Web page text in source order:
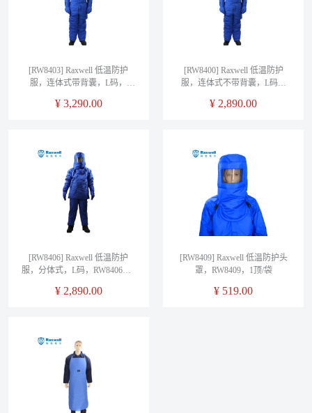
[RW8403] Raxwell 低温防护
服，连体式带背囊，L码，
¥ 3,290.00
[RW8400] Raxwell 低温防护
服，连体式不带背囊，L码，
¥ 2,890.00
[RW8406] Raxwell 低温防护
服，分体式，L码，RW8406，1
¥ 2,890.00
[RW8409] Raxwell 低温防护头
罩，RW8409，1顶/袋
¥ 519.00